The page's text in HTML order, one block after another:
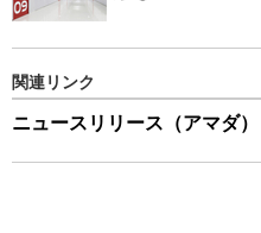
関連リンク
ニュースリリース（アマダ）